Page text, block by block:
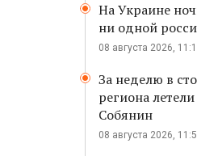
На Украине
ни одной
08 августа 2026,
За неделю в
региона
Собянин
08 августа 2026,